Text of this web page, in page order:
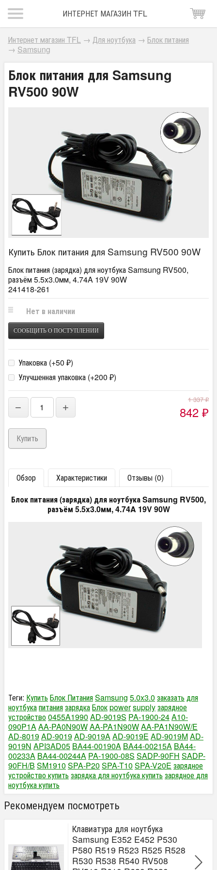
ИНТЕРНЕТ МАГАЗИН TFL
Интернет магазин TFL → Для ноутбука → Блок питания
→ Samsung
Блок питания для Samsung
RV500 90W
Купить Блок питания для Samsung RV500 90W
Блок питания (зарядка) для ноутбука Samsung RV500,
разъём 5.5x3.0мм, 4.74A 19V 90W
241418-261
Нет в наличии
СООБЩИТЬ О ПОСТУПЛЕНИИ
Упаковка (+50 ₽)
Улучшенная упаковка (+200 ₽)
− +
1 337₽
842 ₽
Обзор Характеристики
Отзывы (0)
Блок питания (зарядка) для ноутбука Samsung RV500,
разъём 5.5x3.0мм, 4.74A 19V 90W
Теги: Купить Блок ПитанияSamsung 5.0x3.0 заказать для
ноутбукапитаниязарядкаБлокpowersupplyзарядное
устройство0455A1990 AD-9019S PA-1900-24A10-
090P1AAA-PA0N90WAA-PA1N90WAA-PA1N90W/E
AD-8019AD-9019AD-9019AAD-9019E AD-9019MAD-
9019N API3AD05 BA44-00190A BA44-00215A BA44-
00233A BA44-00244A PA-1900-08S SADP-90FH SADP-
90FH/B SM1910 SPA-P20 SPA-T10 SPA-V20E зарядное
устройство купить зарядка для ноутбука купить зарядное для
ноутбука купить
Рекомендуем посмотреть
Клавиатура для ноутбука
Samsung E352 E452 P530
P580 R519 R523 R525 R528
R530 R538 R540 RV508